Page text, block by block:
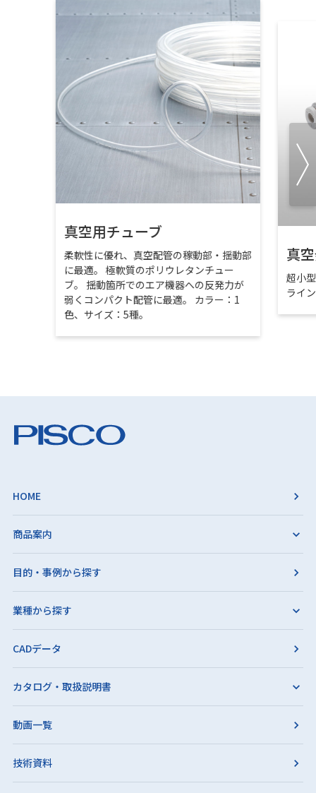
真空用チューブ
柔軟性に優れ、真空配管の稼動部・揺動部
に最適。 極軟質のポリウレタンチュー
ブ。 揺動箇所でのエア機器への反発力が
弱くコンパクト配管に最適。 カラー：1
色、サイズ：5種。
真
超小
ライ
HOME
商品案内
目的・事例から探す
業種から探す
CADデータ
カタログ・取扱説明書
動画一覧
技術資料